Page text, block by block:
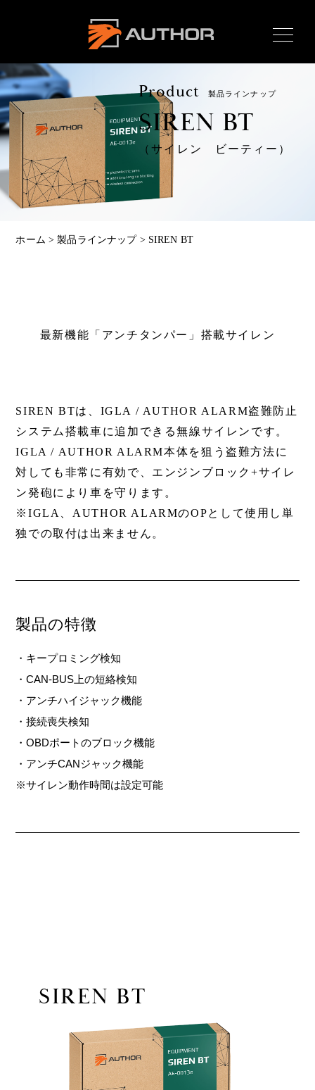
Home
ホーム
News
About
Shop
Contact
Product 製品ラインナップ
SIREN BT
（サイレン ビーティー）
ホーム >製品ラインナップ> SIREN BT
最新機能「アンチタンパー」搭載サイレン
SIREN BTは、IGLA / AUTHOR ALARM盗難防止
システム搭載車に追加できる無線サイレンです。
IGLA / AUTHOR ALARM本体を狙う盗難方法に
対しても非常に有効で、エンジンブロック+サイレ
ン発砲により車を守ります。
※IGLA、AUTHOR ALARMのOPとして使用し単
独での取付は出来ません。
製品の特徴
・キープロミング検知
・CAN-BUS上の短絡検知
・アンチハイジャック機能
・接続喪失検知
・OBDポートのブロック機能
・アンチCANジャック機能
※サイレン動作時間は設定可能
SIREN BT